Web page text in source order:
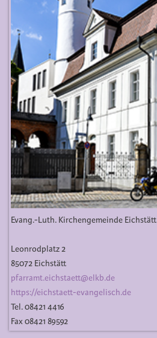
Evang.-Luth. Kirchengemeinde Eichstätt
Leonrodplatz 2
85072 Eichstätt
pfarramt.eichstaett@elkb.de
https://eichstaett-evangelisch.de
Tel. 08421 4416
Fax 08421 89592